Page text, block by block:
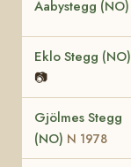
Aabystegg (NO)
Eklo Stegg (NO)
📷
Gjölmes Stegg
(NO) N 1978